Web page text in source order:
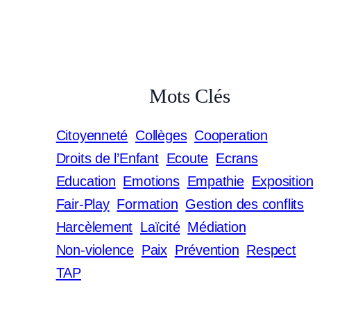
Mots Clés
Citoyenneté Collèges Cooperation
Droits de l’Enfant Ecoute Ecrans
Education Emotions Empathie Exposition
Fair-Play Formation Gestion des conflits
Harcèlement Laïcité Médiation
Non-violence Paix Prévention Respect
TAP